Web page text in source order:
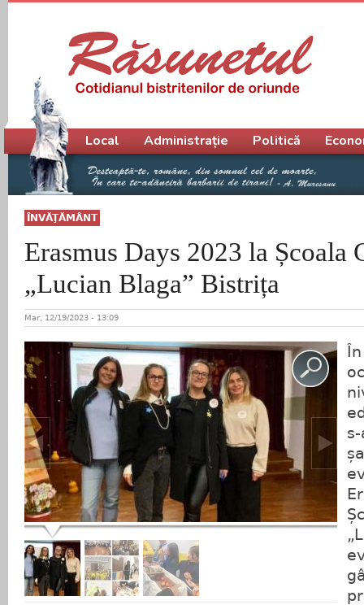
ÎNVĂŢĂMÂNT
Erasmus Days 2023 la Școala
„Lucian Blaga” Bistrița
Mar, 12/19/2023 - 13:09
Meniu principal
Local Administrație Politică